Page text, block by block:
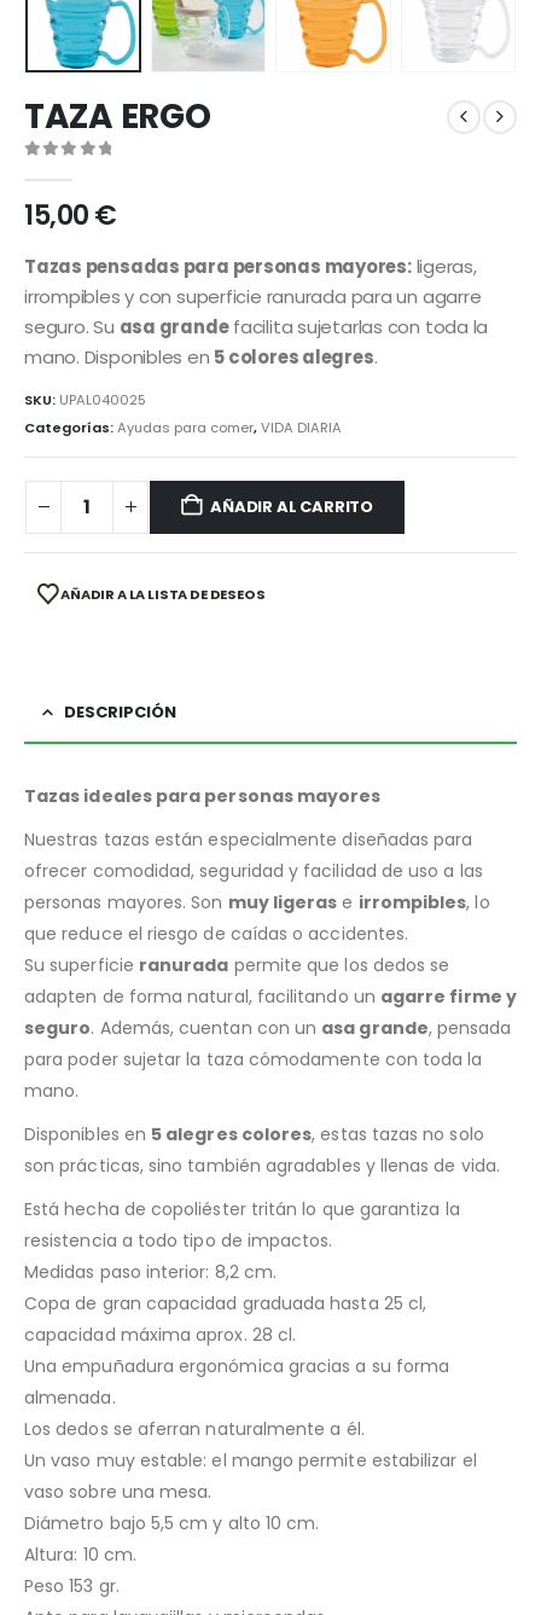
TAZA ERGO
15,00€
Tazas pensadas para personas mayores:ligeras,
irrompibles y con superficie ranurada para un agarre
seguro. Su asa grandefacilita sujetarlas con toda la
mano. Disponibles en 5 colores alegres.
SKU: UPAL040025
Categorías:Ayudas para comer,VIDA DIARIA
AÑADIR AL CARRITO
AÑADIR A LA LISTA DE DESEOS
DESCRIPCIÓN
Tazas ideales para personas mayores
Nuestras tazas están especialmente diseñadas para
ofrecer comodidad, seguridad y facilidad de uso a las
personas mayores. Son muy ligeras e irrompibles, lo
que reduce el riesgo de caídas o accidentes.
Su superficie ranurada permite que los dedos se
adapten de forma natural, facilitando un agarre firme y
seguro. Además, cuentan con un asa grande, pensada
para poder sujetar la taza cómodamente con toda la
mano.
Disponibles en 5 alegres colores, estas tazas no solo
son prácticas, sino también agradables y llenas de vida.
Está hecha de copoliéster tritán lo que garantiza la
resistencia a todo tipo de impactos.
Medidas paso interior: 8,2 cm.
Copa de gran capacidad graduada hasta 25 cl,
capacidad máxima aprox. 28 cl.
Una empuñadura ergonómica gracias a su forma
almenada.
Los dedos se aferran naturalmente a él.
Un vaso muy estable: el mango permite estabilizar el
vaso sobre una mesa.
Diámetro bajo 5,5 cm y alto 10 cm.
Altura: 10 cm.
Peso 153 gr.